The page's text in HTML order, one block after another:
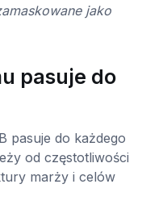
jako
pasuje do
pasuje do każdego
od częstotliwości
marży i celów